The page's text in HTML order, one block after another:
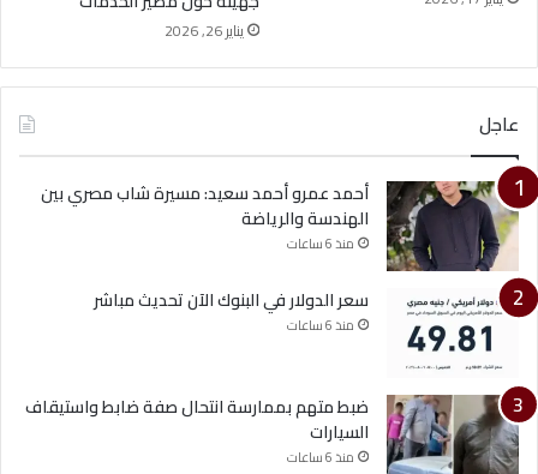
يناير 26, 2026
عاجل
أحمد عمرو أحمد سعيد: مسيرة شاب مصري بين
الهندسة والرياضة
منذ 6 ساعات
سعر الدولار في البنوك الآن تحديث مباشر
منذ 6 ساعات
ضبط متهم بممارسة انتحال صفة ضابط واستيقاف
السيارات
منذ 6 ساعات